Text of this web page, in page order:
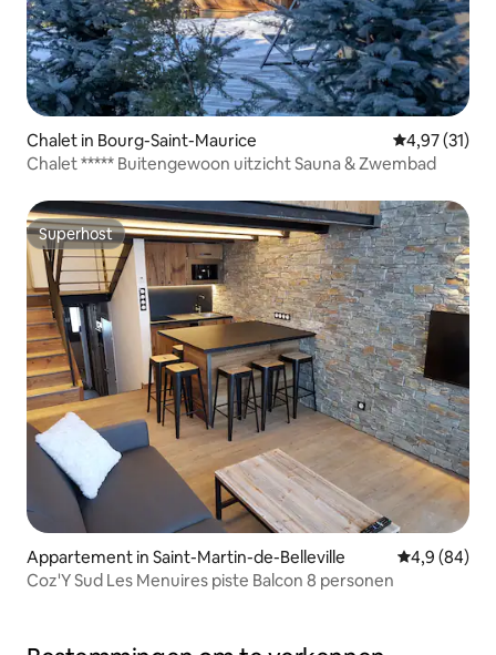
Chalet in Bourg-Saint-Maurice Gemiddelde
4,97 (31)
Chalet ***** Buitengewoon uitzicht Sauna & Zwembad
Superhost
Superhost
Appartement in Saint-Martin-de-Belleville Gemiddelde
4,9 (84)
Coz'Y Sud Les Menuires piste Balcon 8 personen